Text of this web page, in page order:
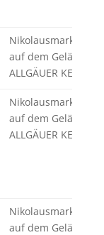
Nikolausmarkt
auf dem Gelände
ALLGÄUER KERAMIK
Nikolausmarkt
auf dem Gelände
ALLGÄUER KERAMIK
Nikolausmarkt
auf dem Gelände